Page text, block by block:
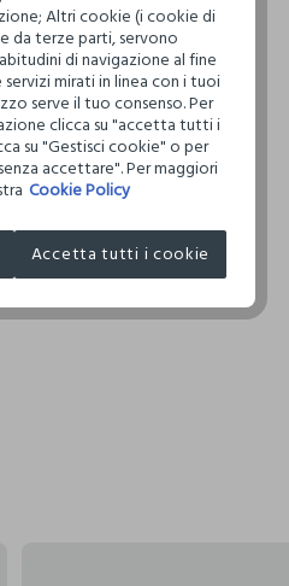
RIDOTTA
150°C
definito per
internazionale.
Clicca qui
I nostri
MADE IN CHINA
per
Altri cookie (i cookie di
da terze parti, servono
di navigazione al fine
mirati in linea con i tuoi
serve il tuo consenso. Per
clicca su "accetta tutti i
su "Gestisci cookie" o per
accettare". Per maggiori
Cookie Policy
Accetta tutti i cookie